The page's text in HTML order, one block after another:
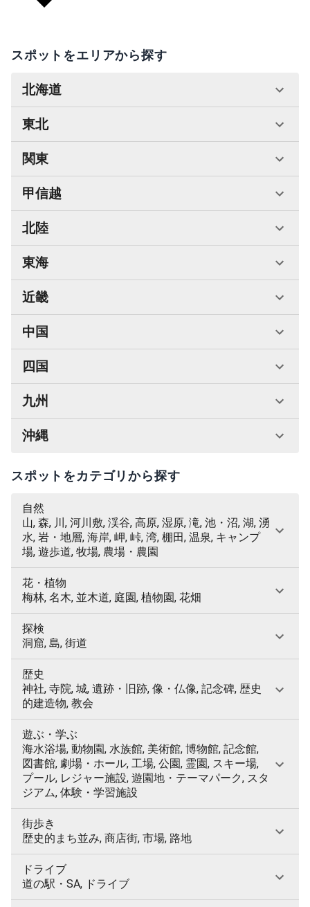
スポットをエリアから探す
北海道
東北
関東
甲信越
北陸
東海
近畿
中国
四国
九州
沖縄
スポットをカテゴリから探す
自然
山, 森, 川, 河川敷, 渓谷, 高原, 湿原, 滝, 池・沼, 湖, 湧
水, 岩・地層, 海岸, 岬, 峠, 湾, 棚田, 温泉, キャンプ
場, 遊歩道, 牧場, 農場・農園
花・植物
梅林, 名木, 並木道, 庭園, 植物園, 花畑
探検
洞窟, 島, 街道
歴史
神社, 寺院, 城, 遺跡・旧跡, 像・仏像, 記念碑, 歴史
的建造物, 教会
遊ぶ・学ぶ
海水浴場, 動物園, 水族館, 美術館, 博物館, 記念館,
図書館, 劇場・ホール, 工場, 公園, 霊園, スキー場,
プール, レジャー施設, 遊園地・テーマパーク, スタ
ジアム, 体験・学習施設
街歩き
歴史的まち並み, 商店街, 市場, 路地
ドライブ
道の駅・SA, ドライブ